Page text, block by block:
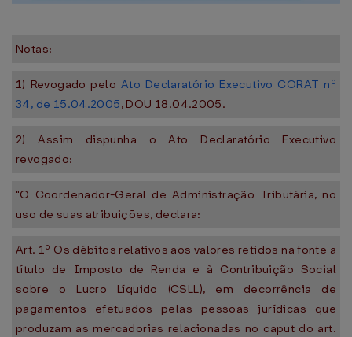
Notas:
1) Revogado pelo Ato Declaratório Executivo CORAT nº
34, de 15.04.2005, DOU 18.04.2005.
2) Assim dispunha o Ato Declaratório Executivo
revogado:
"O Coordenador-Geral de Administração Tributária, no
uso de suas atribuições, declara:
Art. 1º Os débitos relativos aos valores retidos na fonte a
título de Imposto de Renda e à Contribuição Social
sobre o Lucro Líquido (CSLL), em decorrência de
pagamentos efetuados pelas pessoas jurídicas que
produzam as mercadorias relacionadas no caput do art.